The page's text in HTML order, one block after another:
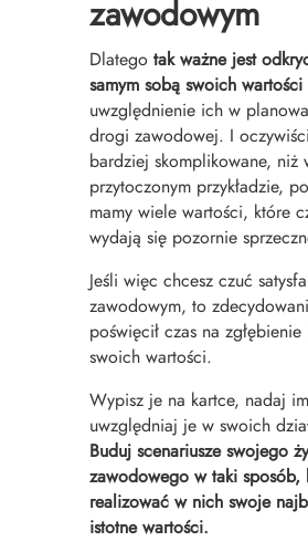
zawodowym
Dlategotak ważne jest
samym sobą swoich wartości
uwzględnienie ich w
drogi zawodowej. I
bardziej skomplikowane, niż
przytoczonym przykładzie,
mamy wiele wartości, które
wydają się pozornie
Jeśli więc chcesz czuć
zawodowym, to
poświęcił czas na
swoich wartości.
Wypisz je na kartce, nadaj
uwzględniaj je w swoich
Buduj scenariusze swojego
zawodowego w taki sposób,
realizować w nich swoje
istotne wartości.